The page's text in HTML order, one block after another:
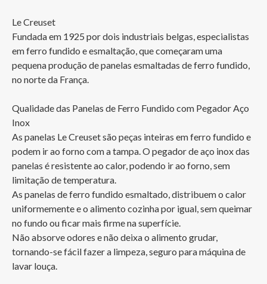
Le Creuset
Fundada em 1925 por dois industriais belgas, especialistas
em ferro fundido e esmaltação, que começaram uma
pequena produção de panelas esmaltadas de ferro fundido,
no norte da França.
Qualidade das Panelas de Ferro Fundido com Pegador Aço
Inox
As panelas Le Creuset são peças inteiras em ferro fundido e
podem ir ao forno com a tampa. O pegador de aço inox das
panelas é resistente ao calor, podendo ir ao forno, sem
limitação de temperatura.
As panelas de ferro fundido esmaltado, distribuem o calor
uniformemente e o alimento cozinha por igual, sem queimar
no fundo ou ficar mais firme na superfície.
Não absorve odores e não deixa o alimento grudar,
tornando-se fácil fazer a limpeza, seguro para máquina de
lavar louça.